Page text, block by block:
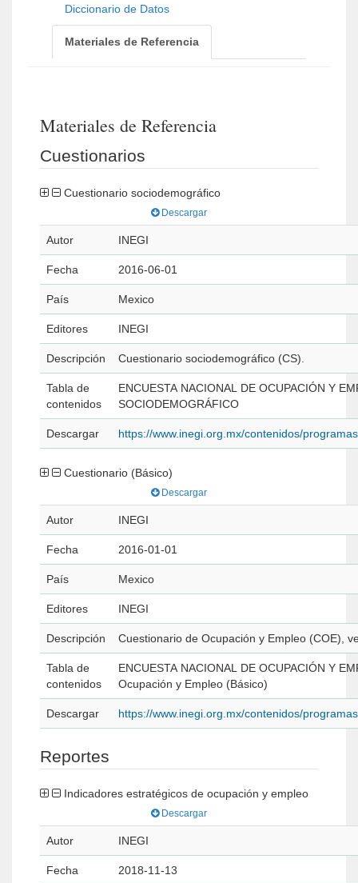
Diccionario de Datos
Materiales de Referencia
Materiales de Referencia
Cuestionarios
Cuestionario sociodemográfico
Descargar
Autor INEGI
Fecha 2016-06-01
País Mexico
Editores INEGI
Descripción Cuestionario sociodemográfico (CS).
Tabla de
contenidos
ENCUESTA NACIONAL DE OCUPACIÓN Y
SOCIODEMOGRÁFICO
Descargar https://www.inegi.org.mx/contenidos/
Cuestionario (Básico)
Descargar
Autor INEGI
Fecha 2016-01-01
País Mexico
Editores INEGI
Descripción Cuestionario de Ocupación y Empleo (COE),
Tabla de
contenidos
ENCUESTA NACIONAL DE OCUPACIÓN Y
Ocupación y Empleo (Básico)
Descargar https://www.inegi.org.mx/contenidos/
Reportes
Indicadores estratégicos de ocupación y empleo
Descargar
Autor INEGI
Fecha 2018-11-13